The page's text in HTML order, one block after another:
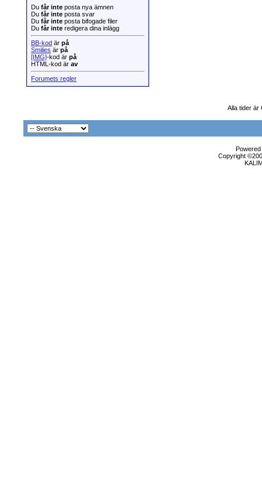
Du får inte posta nya ämnen
Du får inte posta svar
Du får inte posta bifogade filer
Du får inte redigera dina inlägg
BB-kod är på
Smilies är på
[IMG]-kod är på
HTML-kod är av
Forumets regler
Alla tider är
Copyright